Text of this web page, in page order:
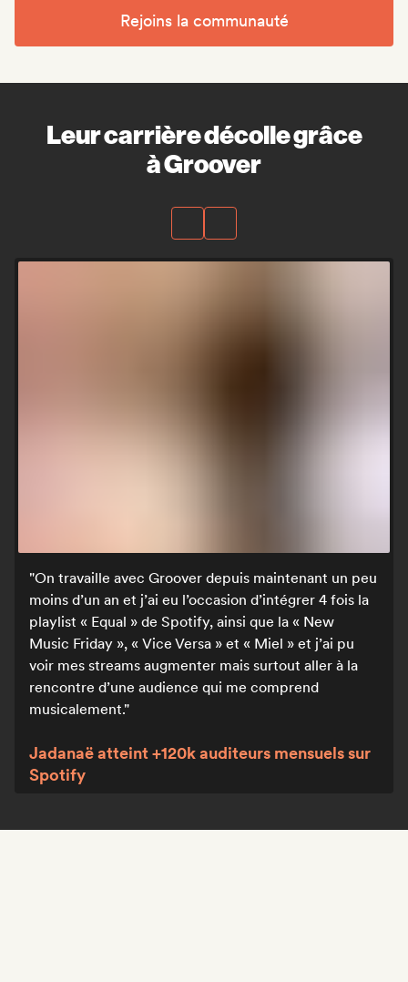
Rejoins la communauté
Leur carrière décolle grâce
à Groover
On travaille avec Groover depuis maintenant un peu
moins d’un an et j’ai eu l’occasion d’intégrer 4 fois la
playlist « Equal » de Spotify, ainsi que la « New
Music Friday », « Vice Versa » et « Miel » et j’ai pu
voir mes streams augmenter mais surtout aller à la
rencontre d’une audience qui me comprend
musicalement.
Jadanaë atteint +120k auditeurs mensuels sur
Spotify